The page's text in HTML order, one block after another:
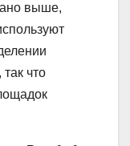
выше,
что